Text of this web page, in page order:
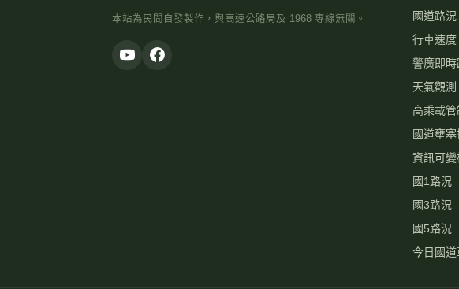
本站為民間自發製作，與高速公路局及 1968 專線無關。
國道路況
行車速度
警廣即時
天氣觀測
高乘載管
國道壅
資訊可變
國1路況
國3路況
國5路況
今日國道